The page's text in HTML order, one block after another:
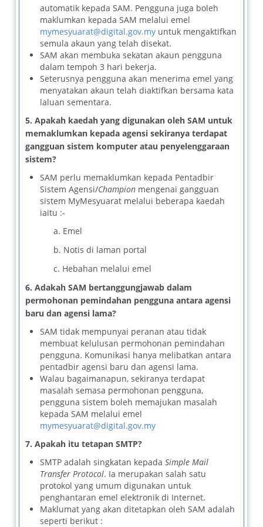
automatik kepada SAM. Pengguna juga boleh
maklumkan kepada SAM melalui emel
mymesyuarat@digital.gov.my untuk mengaktifkan
semula akaun yang telah disekat.
SAM akan membuka sekatan akaun pengguna
dalam tempoh 3 hari bekerja.
Seterusnya pengguna akan menerima emel yang
menyatakan akaun telah diaktifkan bersama kata
laluan sementara.
5. Apakah kaedah yang digunakan oleh SAM untuk
memaklumkan kepada agensi sekiranya terdapat
gangguan sistem komputer atau penyelenggaraan
sistem?
SAM perlu memaklumkan kepada Pentadbir
Sistem Agensi/Champion mengenai gangguan
sistem MyMesyuarat melalui beberapa kaedah
iaitu :-
a. Emel
b. Notis di laman portal
c. Hebahan melalui emel
6. Adakah SAM bertanggungjawab dalam
permohonan pemindahan pengguna antara agensi
baru dan agensi lama?
SAM tidak mempunyai peranan atau tidak
membuat kelulusan permohonan pemindahan
pengguna. Komunikasi hanya melibatkan antara
pentadbir agensi baru dan agensi lama.
Walau bagaimanapun, sekiranya terdapat
masalah semasa permohonan pengguna,
pengguna sistem boleh memajukan masalah
kepada SAM melalui emel
mymesyuarat@digital.gov.my
7. Apakah itu tetapan SMTP?
SMTP adalah singkatan kepada Simple Mail
Transfer Protocol. Ia merupakan salah satu
protokol yang umum digunakan untuk
penghantaran emel elektronik di Internet.
Maklumat yang akan ditetapkan oleh SAM adalah
seperti berikut :